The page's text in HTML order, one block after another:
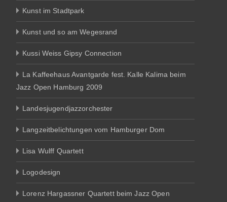
Kunst im Stadtpark
Kunst und so am Wegesrand
Kussi Weiss Gipsy Connection
La Kaffeehaus Avantgarde fest. Kalle Kalima beim
Jazz Open Hamburg 2009
Landesjugendjazzorchester
Langzeitbelichtungen vom Hamburger Dom
Lisa Wulff Quartett
Logodesign
Lorenz Hargassner Quartett beim Jazz Open